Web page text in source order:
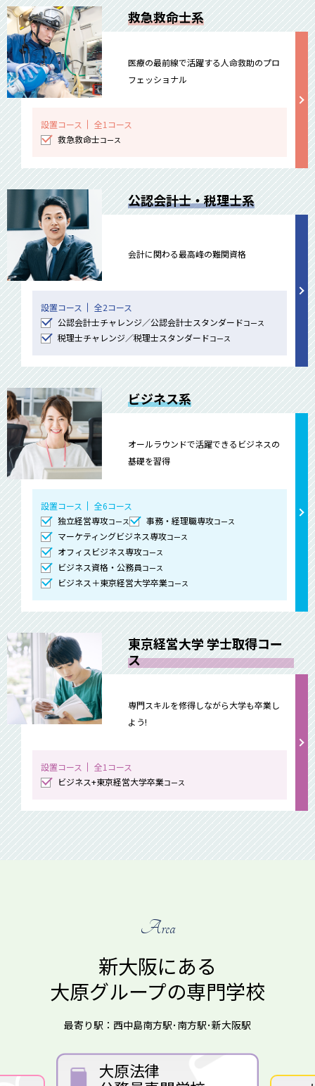
救急救命士系
医療の最前線で活躍する人命救助のプロ
フェッショナル
設置コース
全1コース
救急救命士コース
公認会計士・税理士系
会計に関わる最高峰の難関資格
設置コース
全2コース
公認会計士チャレンジ／公認会計士スタンダードコース
税理士チャレンジ／税理士スタンダードコース
ビジネス系
オールラウンドで活躍できるビジネスの
基礎を習得
設置コース
全6コース
独立経営専攻コース 事務・経理職専攻コース
マーケティングビジネス専攻コース
オフィスビジネス専攻コース
ビジネス資格・公務員コース
ビジネス＋東京経営大学卒業コース
東京経営大学 学士取得コー
ス
専門スキルを修得しながら大学も卒業し
よう!
設置コース
全1コース
ビジネス+東京経営大学卒業コース
Area
新大阪にある
大原グループの専門学校
最寄り駅：西中島南方駅･南方駅･新大阪駅
大阪保育